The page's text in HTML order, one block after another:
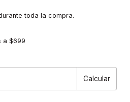
toda la compra.
a $699
Calcular